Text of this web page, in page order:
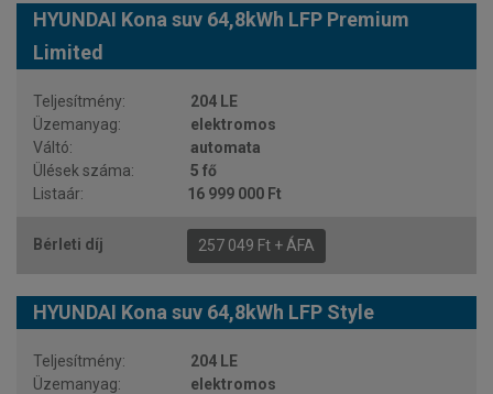
HYUNDAI Kona suv 64,8kWh LFP Premium
Limited
204 LE
elektromos
automata
5 fő
16 999 000 Ft
257 049 Ft + ÁFA
HYUNDAI Kona suv 64,8kWh LFP Style
204 LE
elektromos